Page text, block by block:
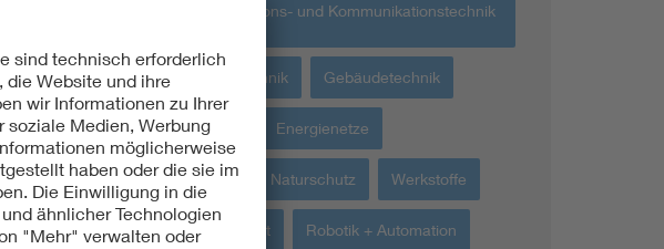
Informations- und Kommunikationstechnik
Messtechnik Gebäudetechnik
Living Energienetze
Umwelt + Naturschutz Werkstoffe
Sicherheit Robotik + Automation